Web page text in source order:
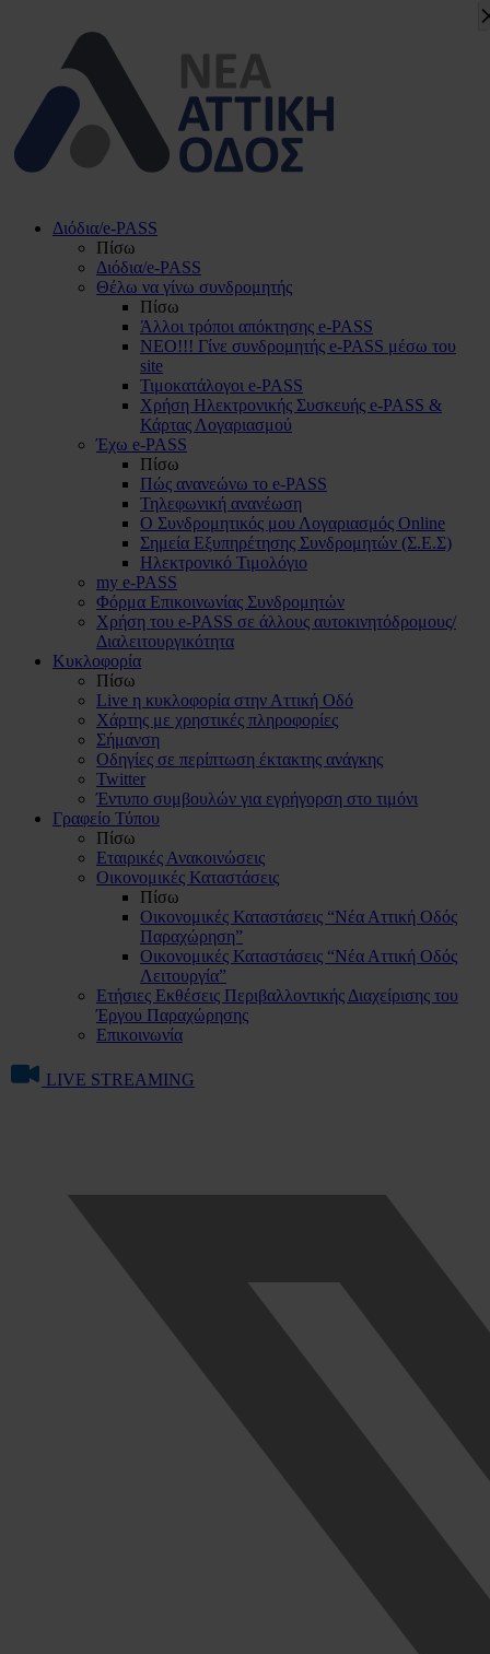
Διόδια/e-PASS
Πίσω
Διόδια/e-PASS
Θέλω να γίνω συνδρομητής
Πίσω
Άλλοι τρόποι απόκτησης e-PASS
ΝΕΟ!!! Γίνε συνδρομητής e-PASS μέσω του
site
Τιμοκατάλογοι e-PASS
Χρήση Ηλεκτρονικής Συσκευής e-PASS &
Κάρτας Λογαριασμού
Έχω e-PASS
Πίσω
Πώς ανανεώνω το e-PASS
Τηλεφωνική ανανέωση
Ο Συνδρομητικός μου Λογαριασμός Online
Σημεία Εξυπηρέτησης Συνδρομητών (Σ.Ε.Σ)
Ηλεκτρονικό Τιμολόγιο
my e-PASS
Φόρμα Επικοινωνίας Συνδρομητών
Χρήση του e-PASS σε άλλους αυτοκινητόδρομους/
Διαλειτουργικότητα
Κυκλοφορία
Πίσω
Live η κυκλοφορία στην Αττική Οδό
Χάρτης με χρηστικές πληροφορίες
Σήμανση
Οδηγίες σε περίπτωση έκτακτης ανάγκης
Twitter
Έντυπο συμβουλών για εγρήγορση στο τιμόνι
Γραφείο Τύπου
Πίσω
Εταιρικές Ανακοινώσεις
Οικονομικές Καταστάσεις
Πίσω
Οικονομικές Καταστάσεις “Νέα Αττική Οδός
Παραχώρηση”
Οικονομικές Καταστάσεις “Νέα Αττική Οδός
Λειτουργία”
Ετήσιες Εκθέσεις Περιβαλλοντικής Διαχείρισης του
Έργου Παραχώρησης
Επικοινωνία
LIVE STREAMING